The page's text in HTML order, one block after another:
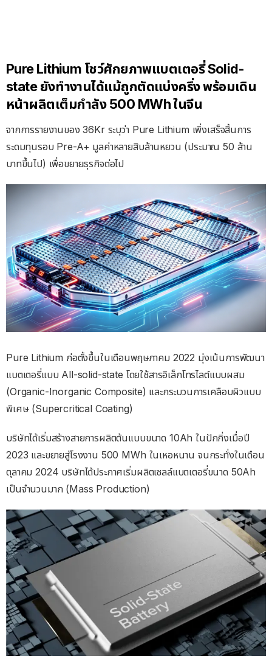
Pure Lithium โชว์ศักยภาพแบตเตอรี่ Solid-
state ยังทำงานได้แม้ถูกตัดแบ่งครึ่ง พร้อมเดิน
หน้าผลิตเต็มกำลัง 500 MWh ในจีน
จากการรายงานของ 36Kr ระบุว่า Pure Lithium เพิ่งเสร็จสิ้นการ
ระดมทุนรอบ Pre-A+ มูลค่าหลายสิบล้านหยวน (ประมาณ 50 ล้าน
บาทขึ้นไป) เพื่อขยายธุรกิจต่อไป
Pure Lithium ก่อตั้งขึ้นในเดือนพฤษภาคม 2022 มุ่งเน้นการพัฒนา
แบตเตอรี่แบบ All-solid-state โดยใช้สารอิเล็กโทรไลต์แบบผสม
(Organic-Inorganic Composite) และกระบวนการเคลือบผิวแบบ
พิเศษ (Supercritical Coating)
บริษัทได้เริ่มสร้างสายการผลิตต้นแบบขนาด 10Ah ในปักกิ่งเมื่อปี
2023 และขยายสู่โรงงาน 500 MWh ในเหอหนาน จนกระทั่งในเดือน
ตุลาคม 2024 บริษัทได้ประกาศเริ่มผลิตเซลล์แบตเตอรี่ขนาด 50Ah
เป็นจำนวนมาก (Mass Production)